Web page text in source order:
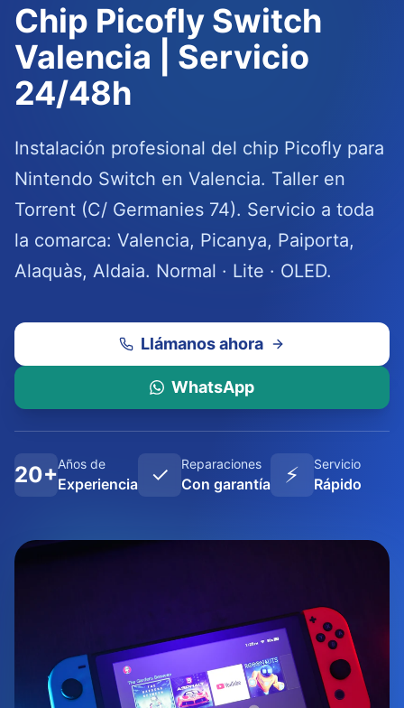
Chip Picofly Switch
Valencia | Servicio
24/48h
Instalación profesional del chip Picofly para
Nintendo Switch en Valencia. Taller en
Torrent (C/ Germanies 74). Servicio a toda
la comarca: Valencia, Picanya, Paiporta,
Alaquàs, Aldaia. Normal · Lite · OLED.
Llámanos ahora
WhatsApp
20+Años de
Experiencia ✓ Reparaciones
Con garantía ⚡ Servicio
Rápido